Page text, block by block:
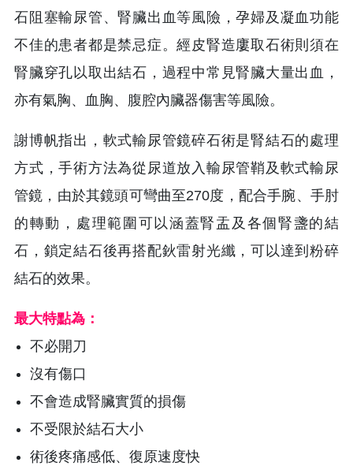
石阻塞輸尿管、腎臟出血等風險，孕婦及凝血功能
不佳的患者都是禁忌症。經皮腎造廔取石術則須在
腎臟穿孔以取出結石，過程中常見腎臟大量出血，
亦有氣胸、血胸、腹腔內臟器傷害等風險。
謝博帆指出，軟式輸尿管鏡碎石術是腎結石的處理
方式，手術方法為從尿道放入輸尿管鞘及軟式輸尿
管鏡，由於其鏡頭可彎曲至270度，配合手腕、手肘
的轉動，處理範圍可以涵蓋腎盂及各個腎盞的結
石，鎖定結石後再搭配鈥雷射光纖，可以達到粉碎
結石的效果。
最大特點為：
不必開刀
沒有傷口
不會造成腎臟實質的損傷
不受限於結石大小
術後疼痛感低、復原速度快